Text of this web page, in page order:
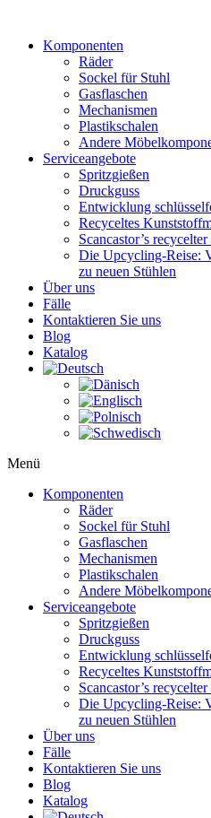
wechselnKomponenten
Räder
Sockel für Stuhl
Gasflaschen
Mechanismen
Plastikschalen
Andere
Serviceangebote
Spritzgießen
Druckguss
Entwicklung
Recyceltes
Scancastor’s
Die Upcycling-Reise:
zu neuen Stühlen
Über uns
Fälle
Kontaktieren Sie uns
Blog
Katalog
Menü
Komponenten
Räder
Sockel für Stuhl
Gasflaschen
Mechanismen
Plastikschalen
Andere
Serviceangebote
Spritzgießen
Druckguss
Entwicklung
Recyceltes
Scancastor’s
Die Upcycling-Reise:
zu neuen Stühlen
Über uns
Fälle
Kontaktieren Sie uns
Blog
Katalog